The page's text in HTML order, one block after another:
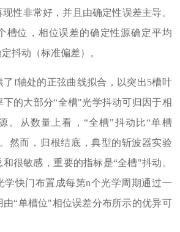
非常好，并且由确定性误差主导。
槽位，相位误差的确定性源确定平均
定抖动（标准偏差）。
供了f轴处的正弦曲线拟合，以突出5槽叶
下的大部分“全槽"光学抖动可归因于相
。从数量上看，“全槽"抖动比“单槽
然而，归根结底，典型的斩波器实验
敏感，重要的指标是“全槽"抖动。
学快门布置成每第n个光学周期通过一
用由“单槽位"相位误差分布所示的优异可